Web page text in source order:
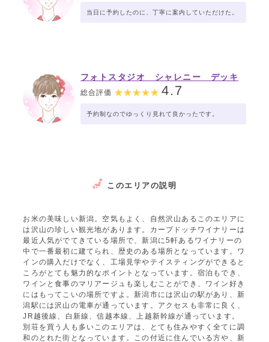
当日に予約したのに、丁寧に案内していただけた。
フォトスタジオ シャレニー デッキ
ー401店
総合評価 4.7
予約制なのでゆっくり見れて良かったです。
このエリアの説明
お米の美味しい新潟。空気もよく、自然沢山あるこのエリアに
は沢山の珍しい観光地があります。カーブドッチワイナリーは
最近人気がでてきている場所で、新潟に5軒あるワイナリーの
中で一番最初に建てられ、歴史のある場所となっています。ワ
インの購入だけでなく、工場見学やテイスティングができると
ころがとても魅力的なポイントとなっています。宿泊もでき、
ワインと食事のマリアージュも楽しむことができ、ワイン好き
にはもってこいの場所ですよ。新潟市には沢山の駅があり、新
潟駅には沢山の電車が通っています。アクセスも非常に良く、
JR越後線、白新線、信越本線、上越新幹線が通っています。
別荘を買う人も多いこのエリアは、とても住みやすく全てに調
和のとれた街となっています。この付近に住んでいる方や、新